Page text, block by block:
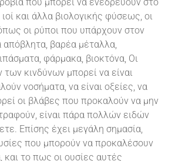
και άλλα βιολογικής φύσεως, οι
οι ρύποι που υπάρχουν στον
απόβλητα, βαρέα μέταλλα,
φάρμακα, βιοκτόνα, Οι
των κινδύνων μπορεί να είναι
νοσήματα, να είναι οξείες, να
οι βλάβες που προκαλούν να μην
είναι πάρα πολλών ειδών
Επίσης έχει μεγάλη σημασία,
που μπορούν να προκαλέσουν
και το πως οι ουσίες αυτές